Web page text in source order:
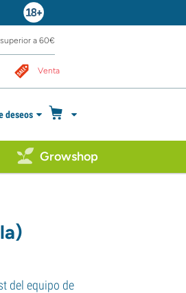
a 60€
Venta
deseos
Growshop
del equipo de